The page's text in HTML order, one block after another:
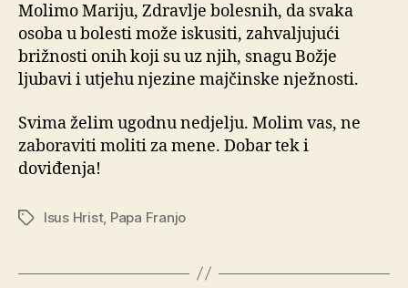
Molimo Mariju, Zdravlje bolesnih, da svaka
osoba u bolesti može iskusiti, zahvaljujući
brižnosti onih koji su uz njih, snagu Božje
ljubavi i utjehu njezine majčinske nježnosti.
Svima želim ugodnu nedjelju. Molim vas, ne
zaboraviti moliti za mene. Dobar tek i
doviđenja!
OznakeIsus Hrist, Papa Franjo